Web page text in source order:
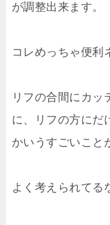
が調整出来ます。
コレめっちゃ便利
リフの合間にカッ
に、リフの方にだ
かいうすごいこと
よく考えられてる